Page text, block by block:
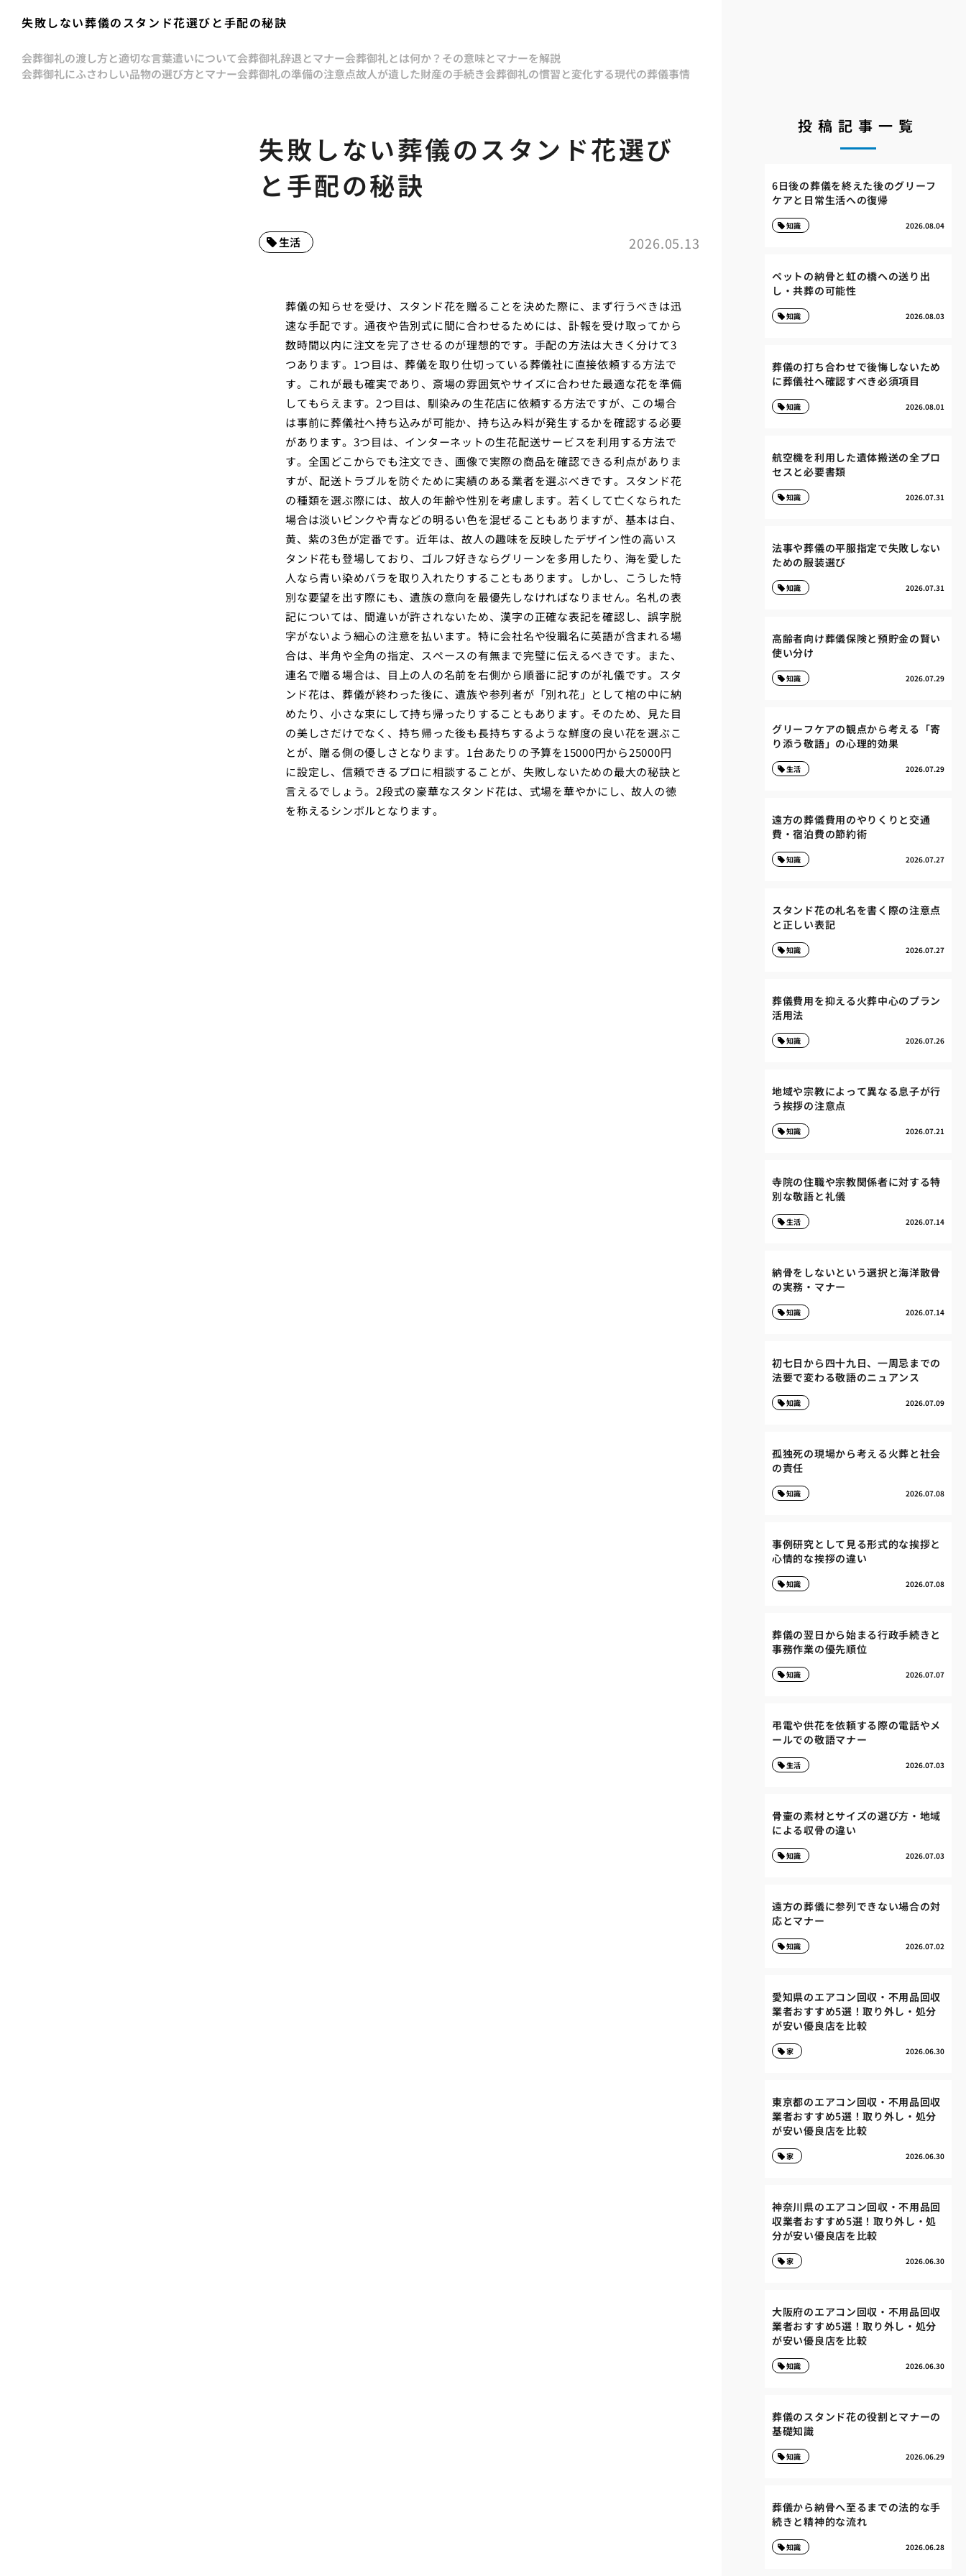
失敗しない葬儀のスタンド花選びと手配の秘訣
会葬御礼の渡し方と適切な言葉遣いについて会葬御礼辞退とマナー会葬御礼とは何か？その意味とマナーを解説
会葬御礼にふさわしい品物の選び方とマナー会葬御礼の準備の注意点故人が遺した財産の手続き会葬御礼の慣習と変化する現代の葬儀事情
失敗しない葬儀のスタンド花選び
と手配の秘訣
2026.05.13
生活
葬儀の知らせを受け、スタンド花を贈ることを決めた際に、まず行うべきは迅
速な手配です。通夜や告別式に間に合わせるためには、訃報を受け取ってから
数時間以内に注文を完了させるのが理想的です。手配の方法は大きく分けて3
つあります。1つ目は、葬儀を取り仕切っている葬儀社に直接依頼する方法で
す。これが最も確実であり、斎場の雰囲気やサイズに合わせた最適な花を準備
してもらえます。2つ目は、馴染みの生花店に依頼する方法ですが、この場合
は事前に葬儀社へ持ち込みが可能か、持ち込み料が発生するかを確認する必要
があります。3つ目は、インターネットの生花配送サービスを利用する方法で
す。全国どこからでも注文でき、画像で実際の商品を確認できる利点がありま
すが、配送トラブルを防ぐために実績のある業者を選ぶべきです。スタンド花
の種類を選ぶ際には、故人の年齢や性別を考慮します。若くして亡くなられた
場合は淡いピンクや青などの明るい色を混ぜることもありますが、基本は白、
黄、紫の3色が定番です。近年は、故人の趣味を反映したデザイン性の高いス
タンド花も登場しており、ゴルフ好きならグリーンを多用したり、海を愛した
人なら青い染めバラを取り入れたりすることもあります。しかし、こうした特
別な要望を出す際にも、遺族の意向を最優先しなければなりません。名札の表
記については、間違いが許されないため、漢字の正確な表記を確認し、誤字脱
字がないよう細心の注意を払います。特に会社名や役職名に英語が含まれる場
合は、半角や全角の指定、スペースの有無まで完璧に伝えるべきです。また、
連名で贈る場合は、目上の人の名前を右側から順番に記すのが礼儀です。スタ
ンド花は、葬儀が終わった後に、遺族や参列者が「別れ花」として棺の中に納
めたり、小さな束にして持ち帰ったりすることもあります。そのため、見た目
の美しさだけでなく、持ち帰った後も長持ちするような鮮度の良い花を選ぶこ
とが、贈る側の優しさとなります。1台あたりの予算を15000円から25000円
に設定し、信頼できるプロに相談することが、失敗しないための最大の秘訣と
言えるでしょう。2段式の豪華なスタンド花は、式場を華やかにし、故人の徳
を称えるシンボルとなります。
投稿記事一覧
6日後の葬儀を終えた後のグリーフ
ケアと日常生活への復帰
2026.08.04
知識
ペットの納骨と虹の橋への送り出
し・共葬の可能性
2026.08.03
知識
葬儀の打ち合わせで後悔しないため
に葬儀社へ確認すべき必須項目
2026.08.01
知識
航空機を利用した遺体搬送の全プロ
セスと必要書類
2026.07.31
知識
法事や葬儀の平服指定で失敗しない
ための服装選び
2026.07.31
知識
高齢者向け葬儀保険と預貯金の賢い
使い分け
2026.07.29
知識
グリーフケアの観点から考える「寄
り添う敬語」の心理的効果
2026.07.29
生活
遠方の葬儀費用のやりくりと交通
費・宿泊費の節約術
2026.07.27
知識
スタンド花の札名を書く際の注意点
と正しい表記
2026.07.27
知識
葬儀費用を抑える火葬中心のプラン
活用法
2026.07.26
知識
地域や宗教によって異なる息子が行
う挨拶の注意点
2026.07.21
知識
寺院の住職や宗教関係者に対する特
別な敬語と礼儀
2026.07.14
生活
納骨をしないという選択と海洋散骨
の実務・マナー
2026.07.14
知識
初七日から四十九日、一周忌までの
法要で変わる敬語のニュアンス
2026.07.09
知識
孤独死の現場から考える火葬と社会
の責任
2026.07.08
知識
事例研究として見る形式的な挨拶と
心情的な挨拶の違い
2026.07.08
知識
葬儀の翌日から始まる行政手続きと
事務作業の優先順位
2026.07.07
知識
弔電や供花を依頼する際の電話やメ
ールでの敬語マナー
2026.07.03
生活
骨壷の素材とサイズの選び方・地域
による収骨の違い
2026.07.03
知識
遠方の葬儀に参列できない場合の対
応とマナー
2026.07.02
知識
愛知県のエアコン回収・不用品回収
業者おすすめ5選！取り外し・処分
が安い優良店を比較
2026.06.30
家
東京都のエアコン回収・不用品回収
業者おすすめ5選！取り外し・処分
が安い優良店を比較
2026.06.30
家
神奈川県のエアコン回収・不用品回
収業者おすすめ5選！取り外し・処
分が安い優良店を比較
2026.06.30
家
大阪府のエアコン回収・不用品回収
業者おすすめ5選！取り外し・処分
が安い優良店を比較
2026.06.30
知識
葬儀のスタンド花の役割とマナーの
基礎知識
2026.06.29
知識
葬儀から納骨へ至るまでの法的な手
続きと精神的な流れ
2026.06.28
知識